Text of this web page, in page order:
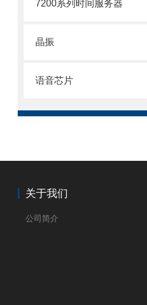
7200系列时间服务器
晶振
语音芯片
关于我们
公司简介